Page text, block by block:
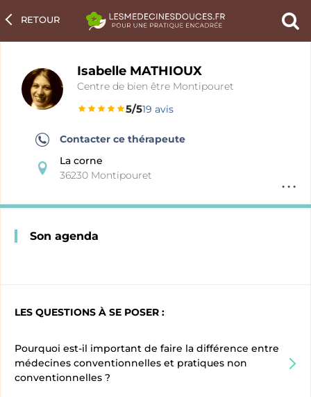
un
RETOUR
fiche
Isabelle MATHIOUX
Centre de bien être Montipouret
5/519 avis
Contacter ce thérapeute
La corne
36230 Montipouret
Son agenda
LES QUESTIONS À SE POSER :
Pourquoi est-il important de faire la différence entre
médecines conventionnelles et pratiques non
conventionnelles ?